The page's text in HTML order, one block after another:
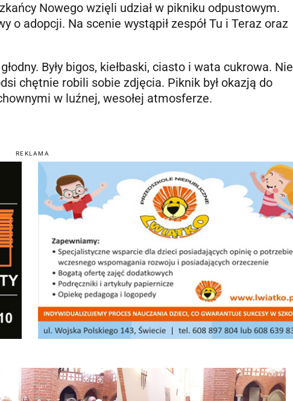
Nowego wzięli udział w pikniku odpustowym.
o adopcji. Na scenie wystąpił zespół Tu i Teraz oraz
Były bigos, kiełbaski, ciasto i wata cukrowa. Nie
chętnie robili sobie zdjęcia. Piknik był okazją do
w luźnej, wesołej atmosferze.
REKLAMA